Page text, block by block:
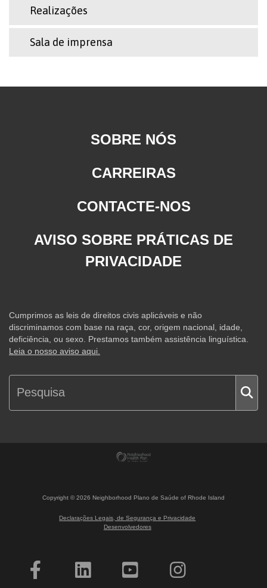
Realizações
Sala de imprensa
SOBRE NÓS
CARREIRAS
CONTACTE-NOS
AVISO SOBRE PRÁTICAS DE
PRIVACIDADE
Cumprimos as leis de direitos civis aplicáveis e não
discriminamos com base na raça, cor, origem nacional, idade,
deficiência, ou sexo. Prestamos também assistência linguística.
Leia o nosso aviso aqui.
Copyright ©2026 Neighborhood Plano de Saúde of Rhode Island
Declarações Legais, de Segurança e Privacidade
Desenvolvedores